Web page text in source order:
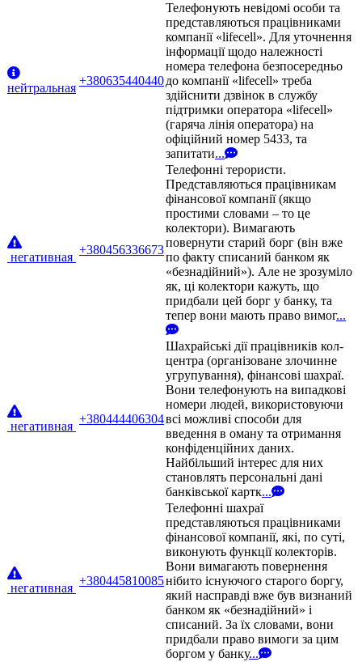
нейтральная
+380635440440
Телефонують невідомі особи та
представляються працівниками
компанії «lifecell». Для уточнення
інформації щодо належності
номера телефона безпосередньо
до компанії «lifecell» треба
здійснити дзвінок в службу
підтримки оператора «lifecell»
(гаряча лінія оператора) на
офіційний номер 5433, та
запитати...
негативная
+380456336673
Телефонні терористи.
Представляються працівникам
фінансової компанії (якщо
простими словами – то це
колектори). Вимагають
повернути старий борг (він вже
по факту списаний банком як
«безнадійний»). Але не зрозуміло
як, ці колектори кажуть, що
придбали цей борг у банку, та
тепер вони мають право вимог...
негативная
+380444406304
Шахрайські дії працівників кол-
центра (організоване злочинне
угрупування), фінансові шахраї.
Вони телефонують на випадкові
номери людей, використовуючи
всі можливі способи для
введення в оману та отримання
конфіденційних даних.
Найбільший інтерес для них
становлять персональні дані
банківської картк...
негативная
+380445810085
Телефонні шахраї
представляються працівниками
фінансової компанії, які, по суті,
виконують функції колекторів.
Вони вимагають повернення
нібито існуючого старого боргу,
який насправді вже був визнаний
банком як «безнадійний» і
списаний. За їх словами, вони
придбали право вимоги за цим
боргом у банку...